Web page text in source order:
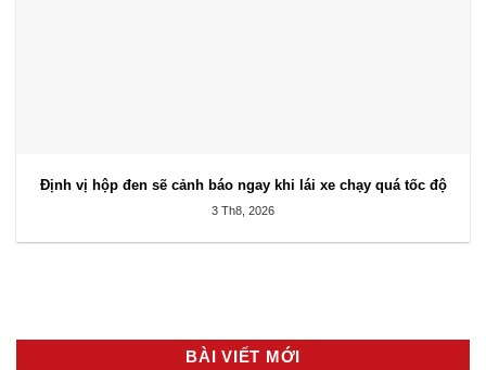
Định vị hộp đen sẽ cảnh báo ngay khi lái xe chạy quá tốc độ
3 Th8, 2026
BÀI VIẾT MỚI